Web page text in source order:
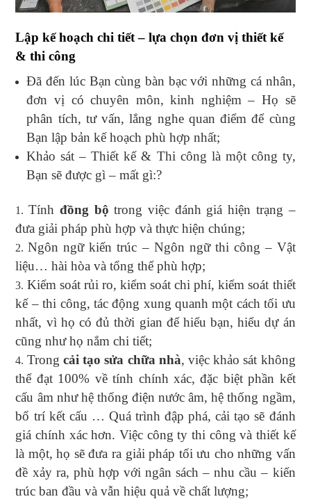
Lập kế hoạch chi tiết – lựa chọn đơn vị thiết kế
& thi công
Đã đến lúc Bạn cùng bàn bạc với những cá nhân,
đơn vị có chuyên môn, kinh nghiệm – Họ sẽ
phân tích, tư vấn, lắng nghe quan điểm để cùng
Bạn lập bản kế hoạch phù hợp nhất;
Khảo sát – Thiết kế & Thi công là một công ty,
Bạn sẽ được gì – mất gì:?
Tính đồng bộtrong việc đánh giá hiện trạng –
đưa giải pháp phù hợp và thực hiện chúng;
Ngôn ngữ kiến trúc – Ngôn ngữ thi công – Vật
liệu… hài hòa và tổng thể phù hợp;
Kiểm soát rủi ro, kiểm soát chi phí, kiểm soát thiết
kế – thi công, tác động xung quanh một cách tối ưu
nhất, vì họ có đủ thời gian để hiểu bạn, hiểu dự án
cũng như họ nắm chi tiết;
Trong cải tạo sửa chữa nhà, việc khảo sát không
thể đạt 100% về tính chính xác, đặc biệt phần kết
cấu âm như hệ thống điện nước âm, hệ thống ngầm,
bố trí kết cấu … Quá trình đập phá, cải tạo sẽ đánh
giá chính xác hơn. Việc công ty thi công và thiết kế
là một, họ sẽ đưa ra giải pháp tối ưu cho những vấn
đề xảy ra, phù hợp với ngân sách – nhu cầu – kiến
trúc ban đầu và vẫn hiệu quả về chất lượng;